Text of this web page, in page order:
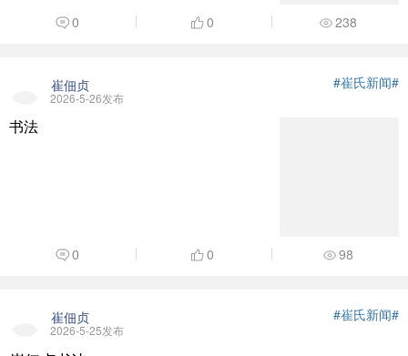
0 0 238
崔佃贞
2026-5-26发布
#崔氏新闻#
书法
0 0 98
崔佃贞
2026-5-25发布
#崔氏新闻#